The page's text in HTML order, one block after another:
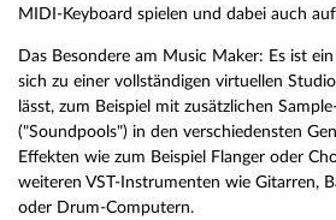
MIDI-Keyboard spielen und dabei auch
Das Besondere am Music Maker: Es ist
sich zu einer vollständigen virtuellen
lässt, zum Beispiel mit zusätzlichen
("Soundpools") in den verschiedensten
Effekten wie zum Beispiel Flanger oder
weiteren VST-Instrumenten wie Gitarren,
oder Drum-Computern.